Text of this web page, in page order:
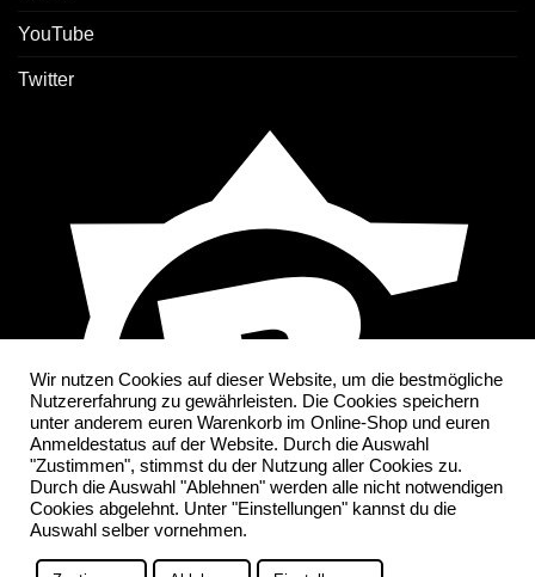
YouTube
Twitter
Wir nutzen Cookies auf dieser Website, um die bestmögliche
Nutzererfahrung zu gewährleisten. Die Cookies speichern
unter anderem euren Warenkorb im Online-Shop und euren
Anmeldestatus auf der Website. Durch die Auswahl
"Zustimmen", stimmst du der Nutzung aller Cookies zu.
Durch die Auswahl "Ablehnen" werden alle nicht notwendigen
Cookies abgelehnt. Unter "Einstellungen" kannst du die
Auswahl selber vornehmen.